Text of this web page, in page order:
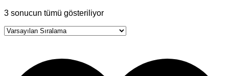
3 sonucun tümü gösteriliyor